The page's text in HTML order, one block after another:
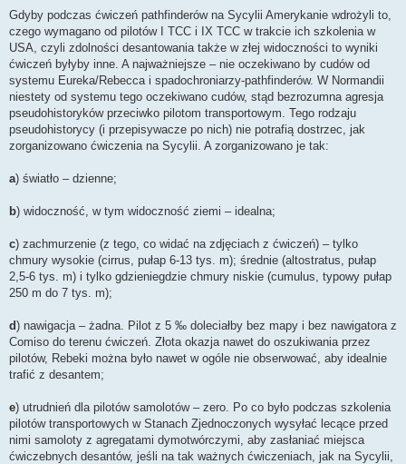
Gdyby podczas ćwiczeń pathfinderów na Sycylii Amerykanie wdrożyli to,
czego wymagano od pilotów I TCC i IX TCC w trakcie ich szkolenia w
USA, czyli zdolności desantowania także w złej widoczności to wyniki
ćwiczeń byłyby inne. A najważniejsze – nie oczekiwano by cudów od
systemu Eureka/Rebecca i spadochroniarzy-pathfinderów. W Normandii
niestety od systemu tego oczekiwano cudów, stąd bezrozumna agresja
pseudohistoryków przeciwko pilotom transportowym. Tego rodzaju
pseudohistorycy (i przepisywacze po nich) nie potrafią dostrzec, jak
zorganizowano ćwiczenia na Sycylii. A zorganizowano je tak:
a) światło – dzienne;
b) widoczność, w tym widoczność ziemi – idealna;
c) zachmurzenie (z tego, co widać na zdjęciach z ćwiczeń) – tylko
chmury wysokie (cirrus, pułap 6-13 tys. m); średnie (altostratus, pułap
2,5-6 tys. m) i tylko gdzieniegdzie chmury niskie (cumulus, typowy pułap
250 m do 7 tys. m);
d) nawigacja – żadna. Pilot z 5 ‰ doleciałby bez mapy i bez nawigatora z
Comiso do terenu ćwiczeń. Złota okazja nawet do oszukiwania przez
pilotów, Rebeki można było nawet w ogóle nie obserwować, aby idealnie
trafić z desantem;
e) utrudnień dla pilotów samolotów – zero. Po co było podczas szkolenia
pilotów transportowych w Stanach Zjednoczonych wysyłać lecące przed
nimi samoloty z agregatami dymotwórczymi, aby zasłaniać miejsca
ćwiczebnych desantów, jeśli na tak ważnych ćwiczeniach, jak na Sycylii,